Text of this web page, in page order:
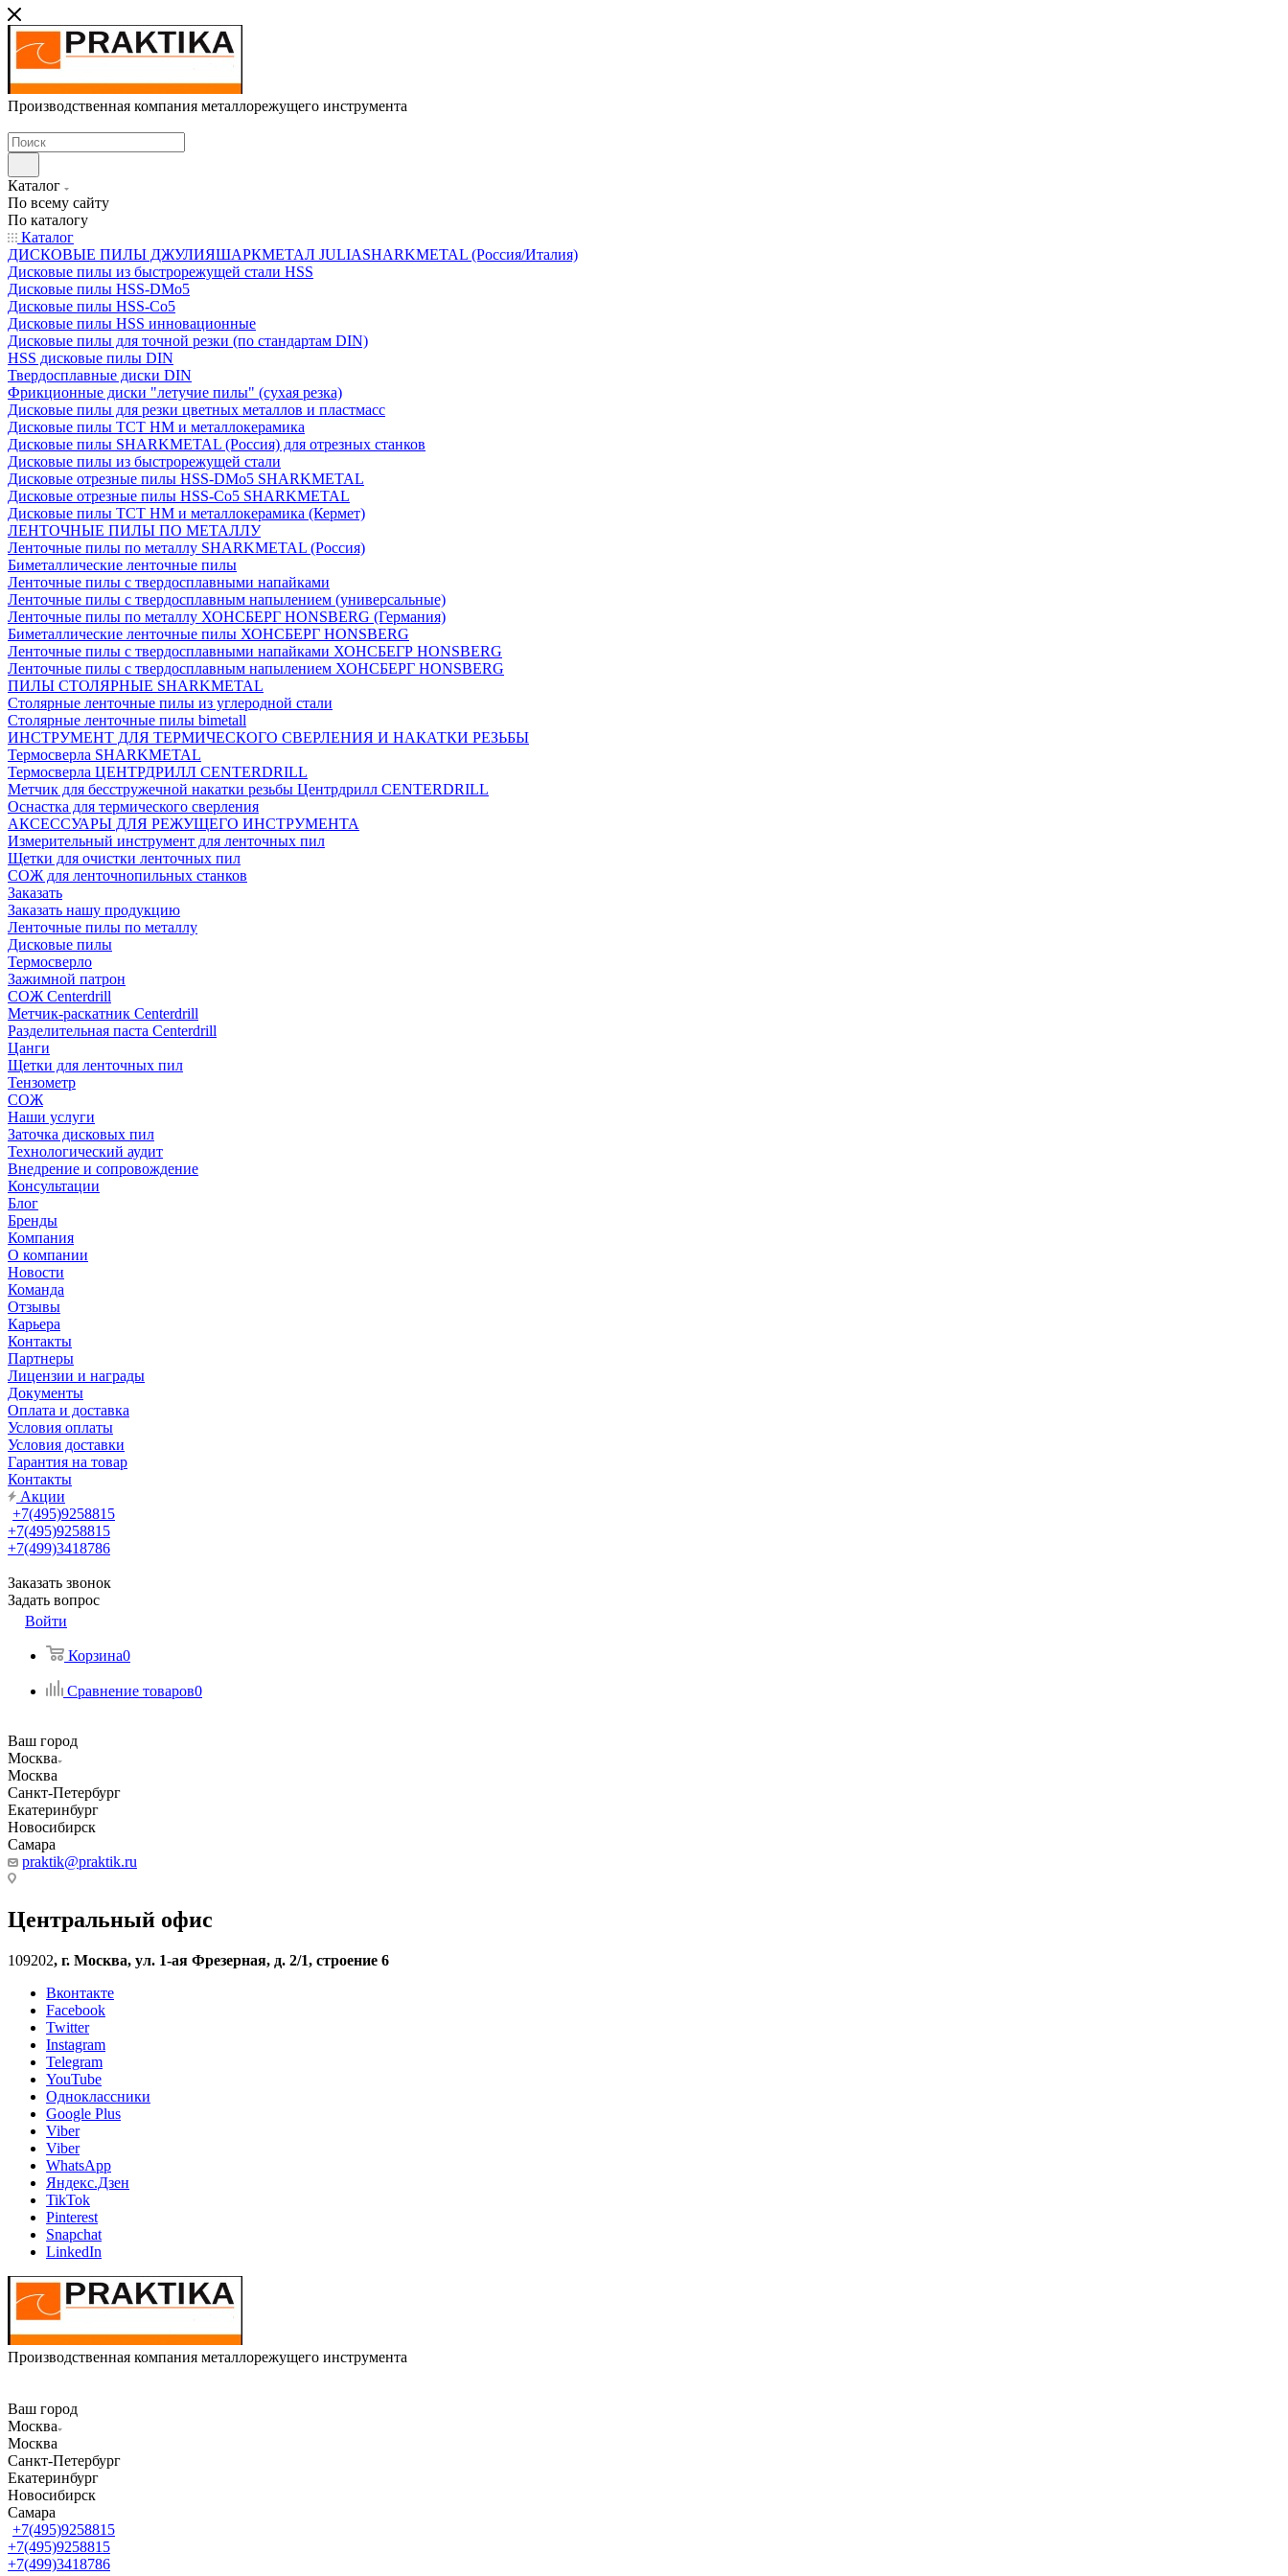
Производственная компания металлорежущего инструмента
Каталог
По всему сайту
По каталогу
Каталог
ДИСКОВЫЕ ПИЛЫ ДЖУЛИЯШАРКМЕТАЛ JULIASHARKMETAL (Россия/Италия)
Дисковые пилы из быстрорежущей стали HSS
Дисковые пилы HSS-DMo5
Дисковые пилы HSS-Co5
Дисковые пилы HSS инновационные
Дисковые пилы для точной резки (по стандартам DIN)
HSS дисковые пилы DIN
Твердосплавные диски DIN
Фрикционные диски "летучие пилы" (сухая резка)
Дисковые пилы для резки цветных металлов и пластмасс
Дисковые пилы ТСТ НМ и металлокерамика
Дисковые пилы SHARKMETAL (Россия) для отрезных станков
Дисковые пилы из быстрорежущей стали
Дисковые отрезные пилы HSS-DMo5 SHARKMETAL
Дисковые отрезные пилы HSS-Co5 SHARKMETAL
Дисковые пилы ТСТ НМ и металлокерамика (Кермет)
ЛЕНТОЧНЫЕ ПИЛЫ ПО МЕТАЛЛУ
Ленточные пилы по металлу SHARKMETAL (Россия)
Биметаллические ленточные пилы
Ленточные пилы с твердосплавными напайками
Ленточные пилы с твердосплавным напылением (универсальные)
Ленточные пилы по металлу ХОНСБЕРГ HONSBERG (Германия)
Биметаллические ленточные пилы ХОНСБЕРГ HONSBERG
Ленточные пилы с твердосплавными напайками ХОНСБЕГР HONSBERG
Ленточные пилы с твердосплавным напылением ХОНСБЕРГ HONSBERG
ПИЛЫ СТОЛЯРНЫЕ SHARKMETAL
Столярные ленточные пилы из углеродной стали
Столярные ленточные пилы bimetall
ИНСТРУМЕНТ ДЛЯ ТЕРМИЧЕСКОГО СВЕРЛЕНИЯ И НАКАТКИ РЕЗЬБЫ
Термосверла SHARKMETAL
Термосверла ЦЕНТРДРИЛЛ CENTERDRILL
Метчик для бесстружечной накатки резьбы Центрдрилл CENTERDRILL
Оснастка для термического сверления
АКСЕССУАРЫ ДЛЯ РЕЖУЩЕГО ИНСТРУМЕНТА
Измерительный инструмент для ленточных пил
Щетки для очистки ленточных пил
СОЖ для ленточнопильных станков
Заказать
Заказать нашу продукцию
Ленточные пилы по металлу
Дисковые пилы
Термосверло
Зажимной патрон
СОЖ Centerdrill
Метчик-раскатник Centerdrill
Разделительная паста Centerdrill
Цанги
Щетки для ленточных пил
Тензометр
СОЖ
Наши услуги
Заточка дисковых пил
Технологический аудит
Внедрение и сопровождение
Консультации
Блог
Бренды
Компания
О компании
Новости
Команда
Отзывы
Карьера
Контакты
Партнеры
Лицензии и награды
Документы
Оплата и доставка
Условия оплаты
Условия доставки
Гарантия на товар
Контакты
Акции
+7(495)9258815
+7(495)9258815
+7(499)3418786
Заказать звонок
Задать вопрос
Войти
Корзина0
Сравнение товаров0
Ваш город
Москва
Москва
Санкт-Петербург
Екатеринбург
Новосибирск
Самара
praktik@praktik.ru
Центральный офис
109202, г. Москва, ул. 1-ая Фрезерная, д. 2/1, строение 6
Вконтакте
Facebook
Twitter
Instagram
Telegram
YouTube
Одноклассники
Google Plus
Viber
Viber
WhatsApp
Яндекс.Дзен
TikTok
Pinterest
Snapchat
LinkedIn
Производственная компания металлорежущего инструмента
Ваш город
Москва
Москва
Санкт-Петербург
Екатеринбург
Новосибирск
Самара
+7(495)9258815
+7(495)9258815
+7(499)3418786